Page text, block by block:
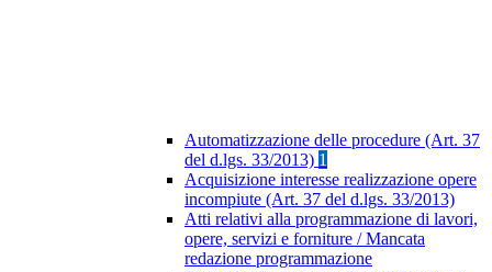
Automatizzazione delle procedure (Art. 37
del d.lgs. 33/2013) 1
Acquisizione interesse realizzazione opere
incompiute (Art. 37 del d.lgs. 33/2013)
Atti relativi alla programmazione di lavori,
opere, servizi e forniture / Mancata
redazione programmazione